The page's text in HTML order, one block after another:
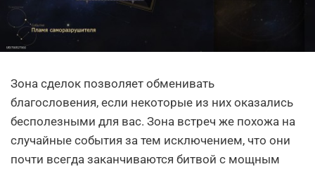
Зона сделок позволяет обменивать
благословения, если некоторые из них оказались
бесполезными для вас. Зона встреч же похожа на
случайные события за тем исключением, что они
почти всегда заканчиваются битвой с мощным